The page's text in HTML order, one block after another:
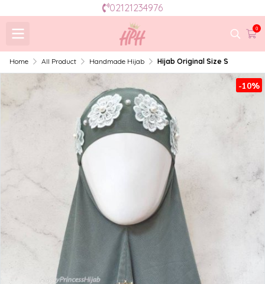
02121234976
0
Home All Product Handmade Hijab Hijab Original Size S
-10%